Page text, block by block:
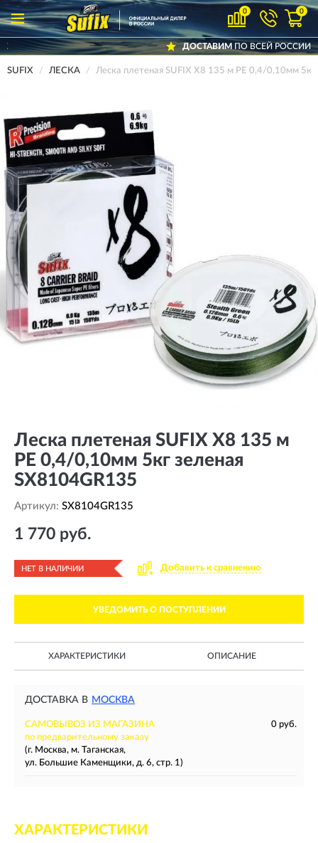
0 0
ДОСТАВИМПО ВСЕЙ РОССИИ
SUFIX ЛЕСКА Леска плетеная SUFIX X8 135 м PE 0,4/0,10мм 5кг
Леска плетеная SUFIX X8 135 м
PE 0,4/0,10мм 5кг зеленая
SX8104GR135
Артикул: SX8104GR135
1 770 руб.
НЕТ В НАЛИЧИИ Добавить к сравнению
УВЕДОМИТЬ О ПОСТУПЛЕНИИ
ХАРАКТЕРИСТИКИ ОПИСАНИЕ
ДОСТАВКА В МОСКВА
САМОВЫВОЗ ИЗ МАГАЗИНА
0 руб.
по предварительному заказу
(г. Москва, м. Таганская,
ул. Большие Каменщики, д. 6, стр. 1)
ХАРАКТЕРИСТИКИ